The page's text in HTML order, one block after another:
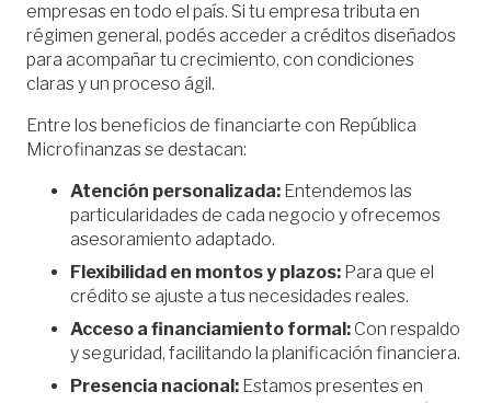
empresas en todo el país. Si tu empresa tributa en
régimen general, podés acceder a créditos diseñados
para acompañar tu crecimiento, con condiciones
claras y un proceso ágil.
Entre los beneficios de financiarte con República
Microfinanzas se destacan:
Atención personalizada: Entendemos las
particularidades de cada negocio y ofrecemos
asesoramiento adaptado.
Flexibilidad en montos y plazos: Para que el
crédito se ajuste a tus necesidades reales.
Acceso a financiamiento formal: Con respaldo
y seguridad, facilitando la planificación financiera.
Presencia nacional: Estamos presentes en